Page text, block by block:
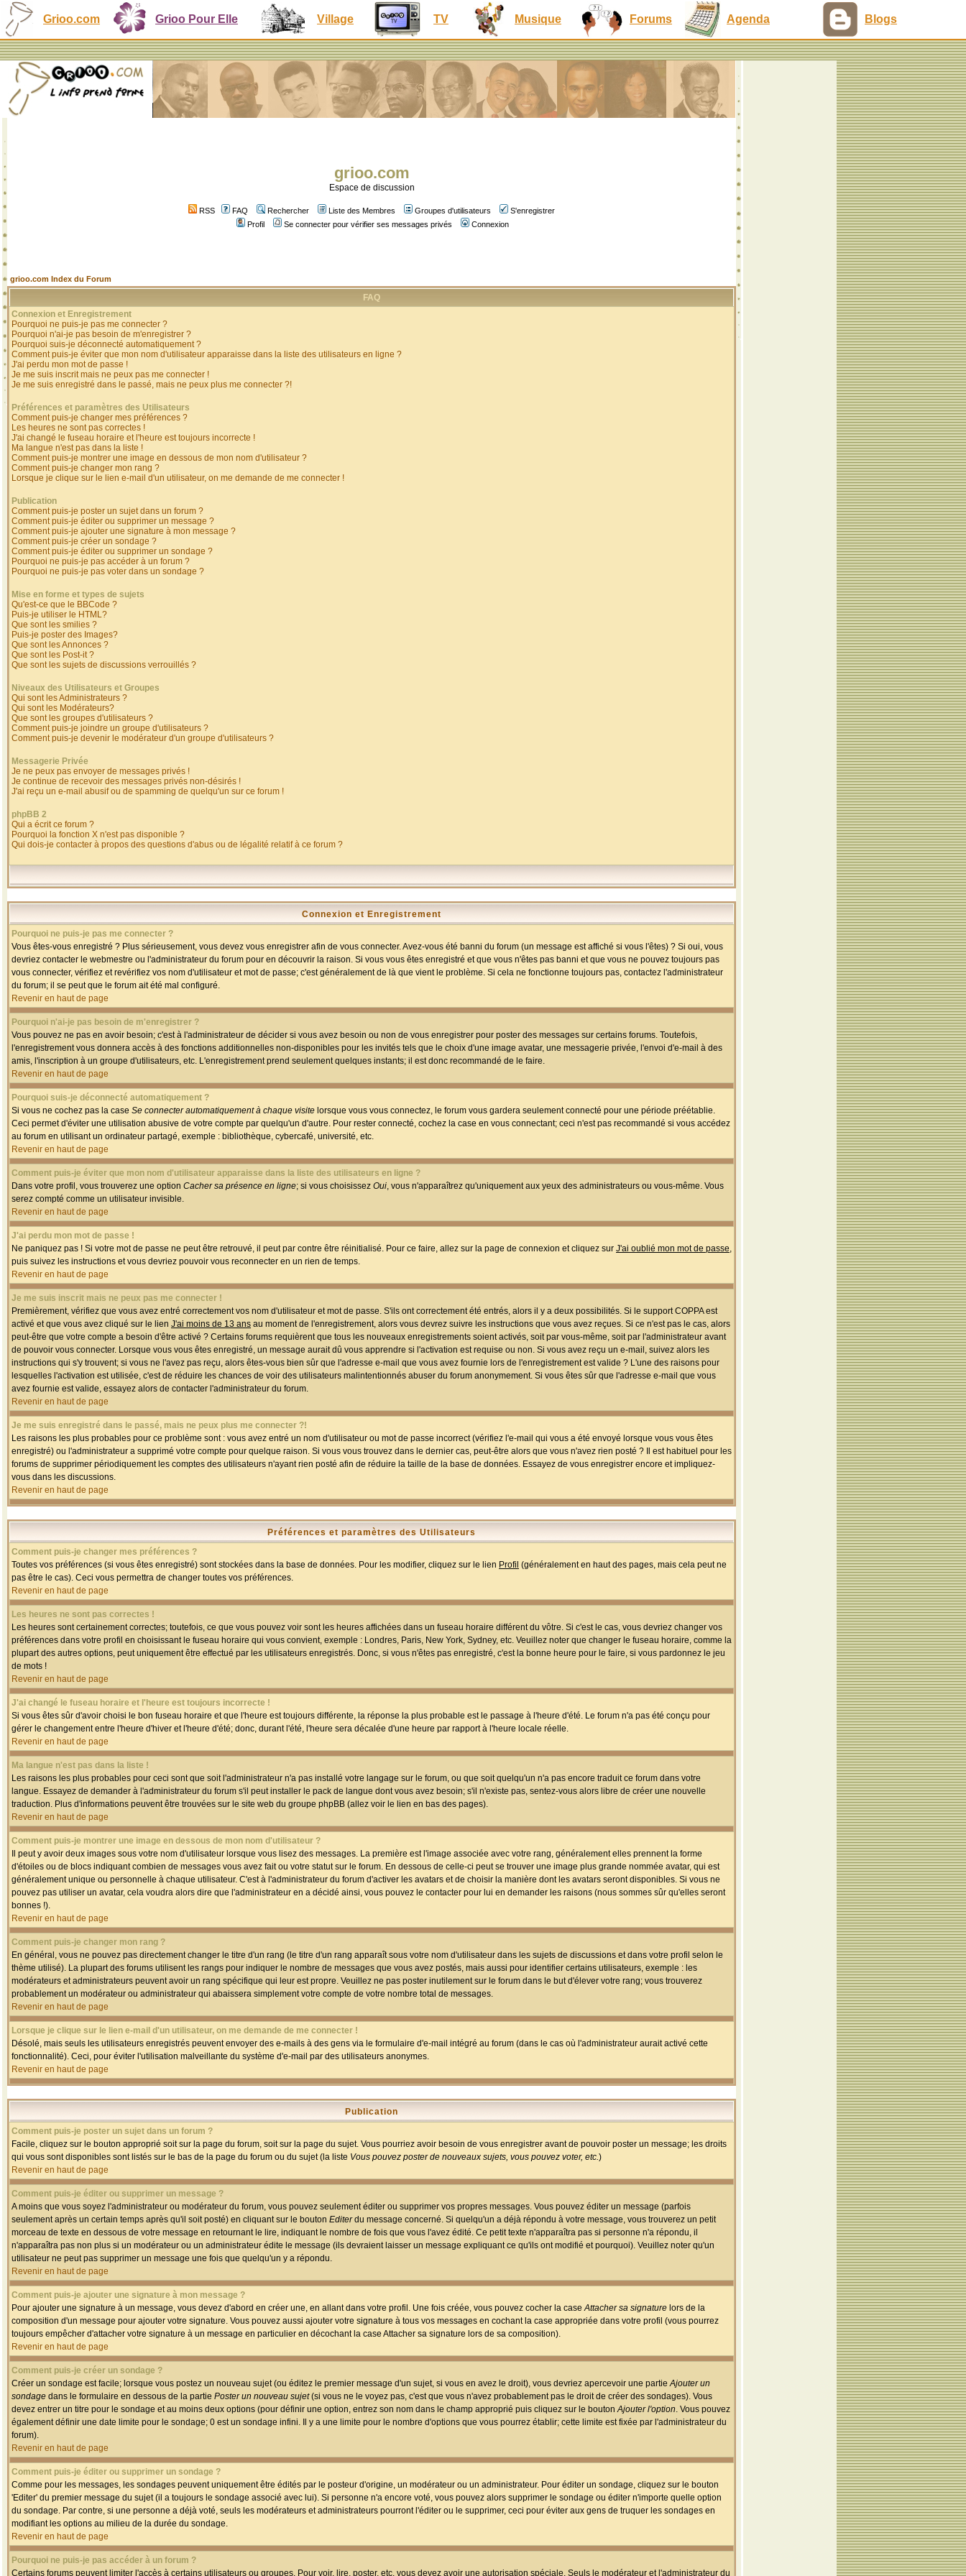
Grioo.com Grioo Pour Elle Village TV Musique Forums Agenda Blogs
grioo.com
Espace de discussion
RSS FAQ Rechercher Liste des Membres Groupes d'utilisateurs
S'enregistrer
Profil
Se connecter pour vérifier ses messages privés Connexion
grioo.com Index du Forum
FAQ
Connexion et Enregistrement
Pourquoi ne puis-je pas me connecter ?
Pourquoi n'ai-je pas besoin de m'enregistrer ?
Pourquoi suis-je déconnecté automatiquement ?
Comment puis-je éviter que mon nom d'utilisateur apparaisse dans la liste des utilisateurs en ligne ?
J'ai perdu mon mot de passe !
Je me suis inscrit mais ne peux pas me connecter !
Je me suis enregistré dans le passé, mais ne peux plus me connecter ?!
Préférences et paramètres des Utilisateurs
Comment puis-je changer mes préférences ?
Les heures ne sont pas correctes !
J'ai changé le fuseau horaire et l'heure est toujours incorrecte !
Ma langue n'est pas dans la liste !
Comment puis-je montrer une image en dessous de mon nom d'utilisateur ?
Comment puis-je changer mon rang ?
Lorsque je clique sur le lien e-mail d'un utilisateur, on me demande de me connecter !
Publication
Comment puis-je poster un sujet dans un forum ?
Comment puis-je éditer ou supprimer un message ?
Comment puis-je ajouter une signature à mon message ?
Comment puis-je créer un sondage ?
Comment puis-je éditer ou supprimer un sondage ?
Pourquoi ne puis-je pas accéder à un forum ?
Pourquoi ne puis-je pas voter dans un sondage ?
Mise en forme et types de sujets
Qu'est-ce que le BBCode ?
Puis-je utiliser le HTML?
Que sont les smilies ?
Puis-je poster des Images?
Que sont les Annonces ?
Que sont les Post-it ?
Que sont les sujets de discussions verrouillés ?
Niveaux des Utilisateurs et Groupes
Qui sont les Administrateurs ?
Qui sont les Modérateurs?
Que sont les groupes d'utilisateurs ?
Comment puis-je joindre un groupe d'utilisateurs ?
Comment puis-je devenir le modérateur d'un groupe d'utilisateurs ?
Messagerie Privée
Je ne peux pas envoyer de messages privés !
Je continue de recevoir des messages privés non-désirés !
J'ai reçu un e-mail abusif ou de spamming de quelqu'un sur ce forum !
phpBB 2
Qui a écrit ce forum ?
Pourquoi la fonction X n'est pas disponible ?
Qui dois-je contacter à propos des questions d'abus ou de légalité relatif à ce forum ?
Connexion et Enregistrement
Pourquoi ne puis-je pas me connecter ?
Vous êtes-vous enregistré ? Plus sérieusement, vous devez vous enregistrer afin de vous connecter. Avez-vous été banni du forum (un message est affiché si vous l'êtes) ? Si oui, vous
devriez contacter le webmestre ou l'administrateur du forum pour en découvrir la raison. Si vous vous êtes enregistré et que vous n'êtes pas banni et que vous ne pouvez toujours pas
vous connecter, vérifiez et revérifiez vos nom d'utilisateur et mot de passe; c'est généralement de là que vient le problème. Si cela ne fonctionne toujours pas, contactez l'administrateur
du forum; il se peut que le forum ait été mal configuré.
Revenir en haut de page
Pourquoi n'ai-je pas besoin de m'enregistrer ?
Vous pouvez ne pas en avoir besoin; c'est à l'administrateur de décider si vous avez besoin ou non de vous enregistrer pour poster des messages sur certains forums. Toutefois,
l'enregistrement vous donnera accès à des fonctions additionnelles non-disponibles pour les invités tels que le choix d'une image avatar, une messagerie privée, l'envoi d'e-mail à des
amis, l'inscription à un groupe d'utilisateurs, etc. L'enregistrement prend seulement quelques instants; il est donc recommandé de le faire.
Revenir en haut de page
Pourquoi suis-je déconnecté automatiquement ?
Si vous ne cochez pas la case Se connecter automatiquement à chaque visite lorsque vous vous connectez, le forum vous gardera seulement connecté pour une période préétablie.
Ceci permet d'éviter une utilisation abusive de votre compte par quelqu'un d'autre. Pour rester connecté, cochez la case en vous connectant; ceci n'est pas recommandé si vous accédez
au forum en utilisant un ordinateur partagé, exemple : bibliothèque, cybercafé, université, etc.
Revenir en haut de page
Comment puis-je éviter que mon nom d'utilisateur apparaisse dans la liste des utilisateurs en ligne ?
Dans votre profil, vous trouverez une option Cacher sa présence en ligne; si vous choisissez Oui, vous n'apparaîtrez qu'uniquement aux yeux des administrateurs ou vous-même. Vous
serez compté comme un utilisateur invisible.
Revenir en haut de page
J'ai perdu mon mot de passe !
Ne paniquez pas ! Si votre mot de passe ne peut être retrouvé, il peut par contre être réinitialisé. Pour ce faire, allez sur la page de connexion et cliquez sur J'ai oublié mon mot de passe,
puis suivez les instructions et vous devriez pouvoir vous reconnecter en un rien de temps.
Revenir en haut de page
Je me suis inscrit mais ne peux pas me connecter !
Premièrement, vérifiez que vous avez entré correctement vos nom d'utilisateur et mot de passe. S'ils ont correctement été entrés, alors il y a deux possibilités. Si le support COPPA est
activé et que vous avez cliqué sur le lien J'ai moins de 13 ans au moment de l'enregistrement, alors vous devrez suivre les instructions que vous avez reçues. Si ce n'est pas le cas, alors
peut-être que votre compte a besoin d'être activé ? Certains forums requièrent que tous les nouveaux enregistrements soient activés, soit par vous-même, soit par l'administrateur avant
de pouvoir vous connecter. Lorsque vous vous êtes enregistré, un message aurait dû vous apprendre si l'activation est requise ou non. Si vous avez reçu un e-mail, suivez alors les
instructions qui s'y trouvent; si vous ne l'avez pas reçu, alors êtes-vous bien sûr que l'adresse e-mail que vous avez fournie lors de l'enregistrement est valide ? L'une des raisons pour
lesquelles l'activation est utilisée, c'est de réduire les chances de voir des utilisateurs malintentionnés abuser du forum anonymement. Si vous êtes sûr que l'adresse e-mail que vous
avez fournie est valide, essayez alors de contacter l'administrateur du forum.
Revenir en haut de page
Je me suis enregistré dans le passé, mais ne peux plus me connecter ?!
Les raisons les plus probables pour ce problème sont : vous avez entré un nom d'utilisateur ou mot de passe incorrect (vérifiez l'e-mail qui vous a été envoyé lorsque vous vous êtes
enregistré) ou l'administrateur a supprimé votre compte pour quelque raison. Si vous vous trouvez dans le dernier cas, peut-être alors que vous n'avez rien posté ? Il est habituel pour les
forums de supprimer périodiquement les comptes des utilisateurs n'ayant rien posté afin de réduire la taille de la base de données. Essayez de vous enregistrer encore et impliquez-
vous dans les discussions.
Revenir en haut de page
Préférences et paramètres des Utilisateurs
Comment puis-je changer mes préférences ?
Toutes vos préférences (si vous êtes enregistré) sont stockées dans la base de données. Pour les modifier, cliquez sur le lien Profil (généralement en haut des pages, mais cela peut ne
pas être le cas). Ceci vous permettra de changer toutes vos préférences.
Revenir en haut de page
Les heures ne sont pas correctes !
Les heures sont certainement correctes; toutefois, ce que vous pouvez voir sont les heures affichées dans un fuseau horaire différent du vôtre. Si c'est le cas, vous devriez changer vos
préférences dans votre profil en choisissant le fuseau horaire qui vous convient, exemple : Londres, Paris, New York, Sydney, etc. Veuillez noter que changer le fuseau horaire, comme la
plupart des autres options, peut uniquement être effectué par les utilisateurs enregistrés. Donc, si vous n'êtes pas enregistré, c'est la bonne heure pour le faire, si vous pardonnez le jeu
de mots !
Revenir en haut de page
J'ai changé le fuseau horaire et l'heure est toujours incorrecte !
Si vous êtes sûr d'avoir choisi le bon fuseau horaire et que l'heure est toujours différente, la réponse la plus probable est le passage à l'heure d'été. Le forum n'a pas été conçu pour
gérer le changement entre l'heure d'hiver et l'heure d'été; donc, durant l'été, l'heure sera décalée d'une heure par rapport à l'heure locale réelle.
Revenir en haut de page
Ma langue n'est pas dans la liste !
Les raisons les plus probables pour ceci sont que soit l'administrateur n'a pas installé votre langage sur le forum, ou que soit quelqu'un n'a pas encore traduit ce forum dans votre
langue. Essayez de demander à l'administrateur du forum s'il peut installer le pack de langue dont vous avez besoin; s'il n'existe pas, sentez-vous alors libre de créer une nouvelle
traduction. Plus d'informations peuvent être trouvées sur le site web du groupe phpBB (allez voir le lien en bas des pages).
Revenir en haut de page
Comment puis-je montrer une image en dessous de mon nom d'utilisateur ?
Il peut y avoir deux images sous votre nom d'utilisateur lorsque vous lisez des messages. La première est l'image associée avec votre rang, généralement elles prennent la forme
d'étoiles ou de blocs indiquant combien de messages vous avez fait ou votre statut sur le forum. En dessous de celle-ci peut se trouver une image plus grande nommée avatar, qui est
généralement unique ou personnelle à chaque utilisateur. C'est à l'administrateur du forum d'activer les avatars et de choisir la manière dont les avatars seront disponibles. Si vous ne
pouvez pas utiliser un avatar, cela voudra alors dire que l'administrateur en a décidé ainsi, vous pouvez le contacter pour lui en demander les raisons (nous sommes sûr qu'elles seront
bonnes !).
Revenir en haut de page
Comment puis-je changer mon rang ?
En général, vous ne pouvez pas directement changer le titre d'un rang (le titre d'un rang apparaît sous votre nom d'utilisateur dans les sujets de discussions et dans votre profil selon le
thème utilisé). La plupart des forums utilisent les rangs pour indiquer le nombre de messages que vous avez postés, mais aussi pour identifier certains utilisateurs, exemple : les
modérateurs et administrateurs peuvent avoir un rang spécifique qui leur est propre. Veuillez ne pas poster inutilement sur le forum dans le but d'élever votre rang; vous trouverez
probablement un modérateur ou administrateur qui abaissera simplement votre compte de votre nombre total de messages.
Revenir en haut de page
Lorsque je clique sur le lien e-mail d'un utilisateur, on me demande de me connecter !
Désolé, mais seuls les utilisateurs enregistrés peuvent envoyer des e-mails à des gens via le formulaire d'e-mail intégré au forum (dans le cas où l'administrateur aurait activé cette
fonctionnalité). Ceci, pour éviter l'utilisation malveillante du système d'e-mail par des utilisateurs anonymes.
Revenir en haut de page
Publication
Comment puis-je poster un sujet dans un forum ?
Facile, cliquez sur le bouton approprié soit sur la page du forum, soit sur la page du sujet. Vous pourriez avoir besoin de vous enregistrer avant de pouvoir poster un message; les droits
qui vous sont disponibles sont listés sur le bas de la page du forum ou du sujet (la liste Vous pouvez poster de nouveaux sujets, vous pouvez voter, etc.)
Revenir en haut de page
Comment puis-je éditer ou supprimer un message ?
A moins que vous soyez l'administrateur ou modérateur du forum, vous pouvez seulement éditer ou supprimer vos propres messages. Vous pouvez éditer un message (parfois
seulement après un certain temps après qu'il soit posté) en cliquant sur le bouton Editerdu message concerné. Si quelqu'un a déjà répondu à votre message, vous trouverez un petit
morceau de texte en dessous de votre message en retournant le lire, indiquant le nombre de fois que vous l'avez édité. Ce petit texte n'apparaîtra pas si personne n'a répondu, il
n'apparaîtra pas non plus si un modérateur ou un administrateur édite le message (ils devraient laisser un message expliquant ce qu'ils ont modifié et pourquoi). Veuillez noter qu'un
utilisateur ne peut pas supprimer un message une fois que quelqu'un y a répondu.
Revenir en haut de page
Comment puis-je ajouter une signature à mon message ?
Pour ajouter une signature à un message, vous devez d'abord en créer une, en allant dans votre profil. Une fois créée, vous pouvez cocher la caseAttacher sa signature lors de la
composition d'un message pour ajouter votre signature. Vous pouvez aussi ajouter votre signature à tous vos messages en cochant la case appropriée dans votre profil (vous pourrez
toujours empêcher d'attacher votre signature à un message en particulier en décochant la case Attacher sa signature lors de sa composition).
Revenir en haut de page
Comment puis-je créer un sondage ?
Créer un sondage est facile; lorsque vous postez un nouveau sujet (ou éditez le premier message d'un sujet, si vous en avez le droit), vous devriez apercevoir une partieAjouter un
sondage dans le formulaire en dessous de la partie Poster un nouveau sujet(si vous ne le voyez pas, c'est que vous n'avez probablement pas le droit de créer des sondages). Vous
devez entrer un titre pour le sondage et au moins deux options (pour définir une option, entrez son nom dans le champ approprié puis cliquez sur le boutonAjouter l'option. Vous pouvez
également définir une date limite pour le sondage; 0 est un sondage infini. Il y a une limite pour le nombre d'options que vous pourrez établir; cette limite est fixée par l'administrateur du
forum).
Revenir en haut de page
Comment puis-je éditer ou supprimer un sondage ?
Comme pour les messages, les sondages peuvent uniquement être édités par le posteur d'origine, un modérateur ou un administrateur. Pour éditer un sondage, cliquez sur le bouton
'Editer' du premier message du sujet (il a toujours le sondage associé avec lui). Si personne n'a encore voté, vous pouvez alors supprimer le sondage ou éditer n'importe quelle option
du sondage. Par contre, si une personne a déjà voté, seuls les modérateurs et administrateurs pourront l'éditer ou le supprimer, ceci pour éviter aux gens de truquer les sondages en
modifiant les options au milieu de la durée du sondage.
Revenir en haut de page
Pourquoi ne puis-je pas accéder à un forum ?
Certains forums peuvent limiter l'accès à certains utilisateurs ou groupes. Pour voir, lire, poster, etc. vous devez avoir une autorisation spéciale. Seuls le modérateur et l'administrateur du